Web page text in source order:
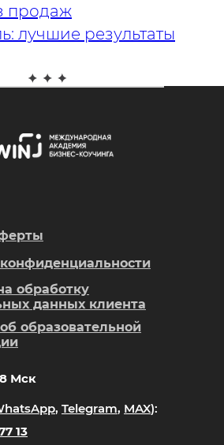
продаж
лучшие результаты
, Telegram, MAX):
13
Мск
обработку
данных клиента
образовательной